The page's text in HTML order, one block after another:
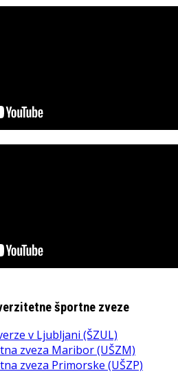
športne zveze
v Ljubljani (ŠZUL)
zveza Maribor (UŠZM)
zveza Primorske (UŠZP)